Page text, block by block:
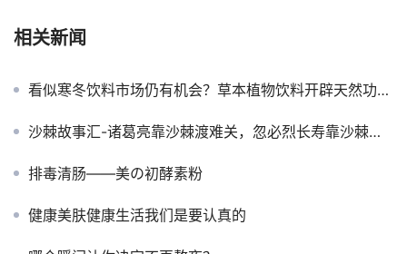
相关新闻
看似寒冬饮料市场仍有机会？草本植物饮料开辟天然功能饮料新天地
沙棘故事汇-诸葛亮靠沙棘渡难关，忽必烈长寿靠沙棘？这些沙棘传说你肯定没听过！
排毒清肠——美の初酵素粉
健康美肤健康生活我们是要认真的